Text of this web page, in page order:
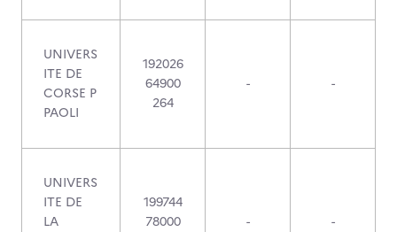
UNIVERS
ITE DE
CORSE P
PAOLI
192026
64900
264
- -
UNIVERS
ITE DE
LA
199744
78000
- -